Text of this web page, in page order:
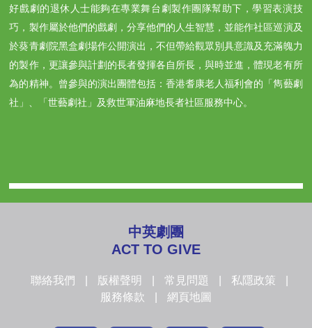
好戲劇的退休人士能夠在專業舞台劇製作團隊幫助下，學習表演技
巧，製作屬於他們的戲劇，分享他們的人生智慧，並能作社區巡演及
於葵青劇院黑盒劇場作公開演出，不但帶給觀眾別具意識及充滿魄力
的製作，更讓參與計劃的長者發揮各自所長，與時並進，體現老有所
為的精神。曾參與的演出團體包括：香港耆康老人福利會的「雋藝劇
社」、「世藝劇社」及救世軍油麻地長者社區服務中心。
中英劇團
ACT TO GIVE
聯絡我們 版權聲明 常見問題 私隱政策
服務條款
網頁地圖